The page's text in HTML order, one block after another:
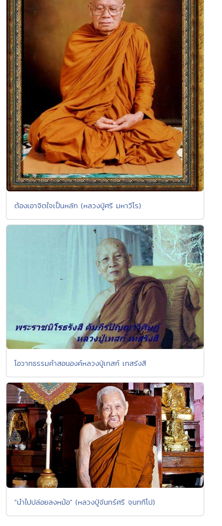
ต้องเอาจิตใจเป็นหลัก (หลวงปู่ศรี มหาวีโร)
โอวาทธรรมคำสอนองค์หลวงปู่เทสก์ เทสรังสี
"นำไปปล่อยลงหม้อ" (หลวงปู่จันทร์ศรี จฺนททีโป)